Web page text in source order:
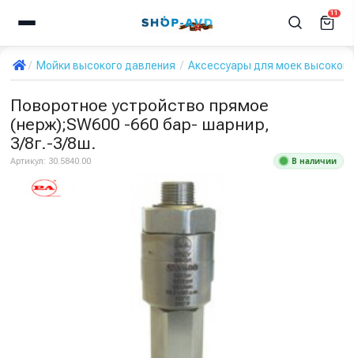
11
Мойки высокого давления Аксессуары для моек
Поворотное устройство прямое
(нерж);SW600 -660 бар- шарнир,
3/8г.-3/8ш.
Артикул: 30.5840.00 В наличии